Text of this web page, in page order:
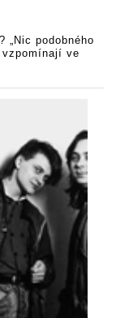
„Nic podobného
ve